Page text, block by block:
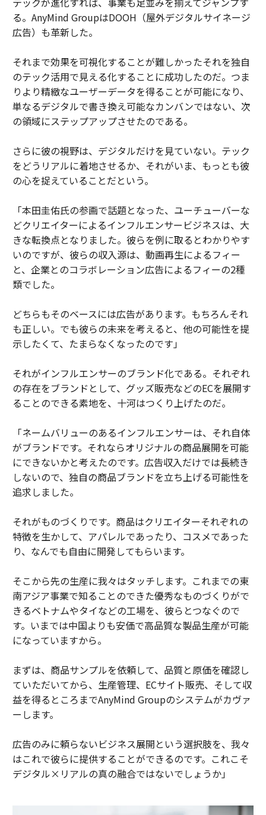
る。AnyMind GroupはDOOH（屋外デジタルサイネージ
広告）も革新した。
それまで効果を可視化することが難しかったそれを独自
のテック活用で見える化することに成功したのだ。つま
りより精緻なユーザーデータを得ることが可能になり、
単なるデジタルで書き換え可能なカンバンではない、次
の領域にステップアップさせたのである。
さらに彼の視野は、デジタルだけを見ていない。テック
をどうリアルに着地させるか、それがいま、もっとも彼
の心を捉えていることだという。
「本田圭佑氏の参画で話題となった、ユーチューバーな
どクリエイターによるインフルエンサービジネスは、大
きな転換点となりました。彼らを例に取るとわかりやす
いのですが、彼らの収入源は、動画再生によるフィー
と、企業とのコラボレーション広告によるフィーの2種
類でした。
どちらもそのベースには広告があります。もちろんそれ
も正しい。でも彼らの未来を考えると、他の可能性を提
示したくて、たまらなくなったのです」
それがインフルエンサーのブランド化である。それぞれ
の存在をブランドとして、グッズ販売などのECを展開す
ることのできる素地を、十河はつくり上げたのだ。
「ネームバリューのあるインフルエンサーは、それ自体
がブランドです。それならオリジナルの商品展開を可能
にできないかと考えたのです。広告収入だけでは長続き
しないので、独自の商品ブランドを立ち上げる可能性を
追求しました。
それがものづくりです。商品はクリエイターそれぞれの
特徴を生かして、アパレルであったり、コスメであった
り、なんでも自由に開発してもらいます。
そこから先の生産に我々はタッチします。これまでの東
南アジア事業で知ることのできた優秀なものづくりがで
きるベトナムやタイなどの工場を、彼らとつなぐので
す。いまでは中国よりも安価で高品質な製品生産が可能
になっていますから。
まずは、商品サンプルを依頼して、品質と原価を確認し
ていただいてから、生産管理、ECサイト販売、そして収
益を得るところまでAnyMind Groupのシステムがカヴァ
ーします。
広告のみに頼らないビジネス展開という選択肢を、我々
はこれで彼らに提供することができるのです。これこそ
デジタル×リアルの真の融合ではないでしょうか」